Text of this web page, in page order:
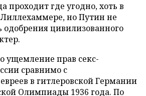
проходит где угодно, хоть в
но Путин не
цивилизованного
ущемление прав секс-
сравнимо с
в гитлеровской Германии
Олимпиады 1936 года. По